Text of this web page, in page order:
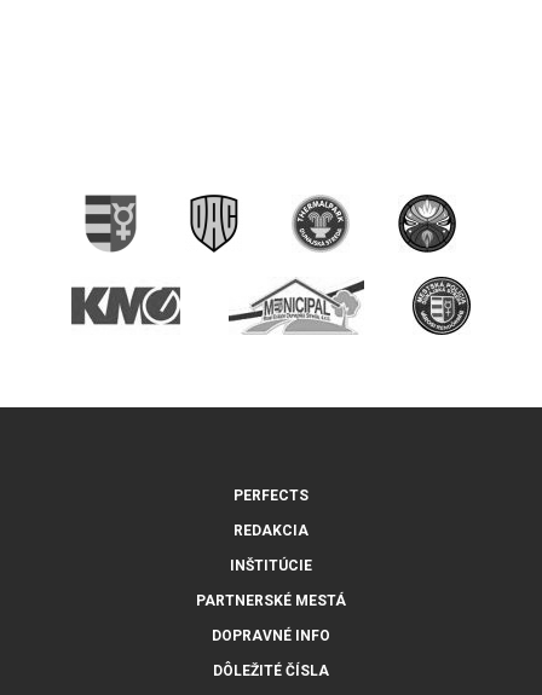
PERFECTS
REDAKCIA
INŠTITÚCIE
PARTNERSKÉ MESTÁ
DOPRAVNÉ INFO
DÔLEŽITÉ ČÍSLA